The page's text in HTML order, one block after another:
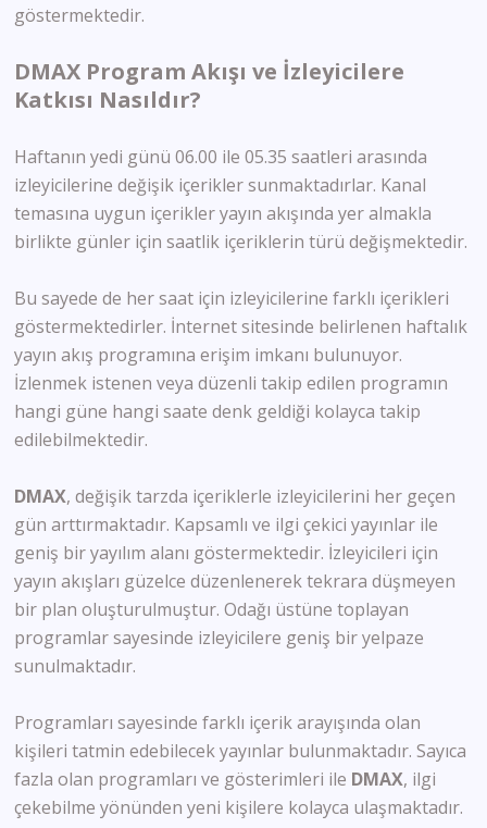
göstermektedir.
DMAX Program Akışı ve İzleyicilere
Katkısı Nasıldır?
Haftanın yedi günü 06.00 ile 05.35 saatleri arasında
izleyicilerine değişik içerikler sunmaktadırlar. Kanal
temasına uygun içerikler yayın akışında yer almakla
birlikte günler için saatlik içeriklerin türü değişmektedir.
Bu sayede de her saat için izleyicilerine farklı içerikleri
göstermektedirler. İnternet sitesinde belirlenen haftalık
yayın akış programına erişim imkanı bulunuyor.
İzlenmek istenen veya düzenli takip edilen programın
hangi güne hangi saate denk geldiği kolayca takip
edilebilmektedir.
DMAX, değişik tarzda içeriklerle izleyicilerini her geçen
gün arttırmaktadır. Kapsamlı ve ilgi çekici yayınlar ile
geniş bir yayılım alanı göstermektedir. İzleyicileri için
yayın akışları güzelce düzenlenerek tekrara düşmeyen
bir plan oluşturulmuştur. Odağı üstüne toplayan
programlar sayesinde izleyicilere geniş bir yelpaze
sunulmaktadır.
Programları sayesinde farklı içerik arayışında olan
kişileri tatmin edebilecek yayınlar bulunmaktadır. Sayıca
fazla olan programları ve gösterimleri ile DMAX, ilgi
çekebilme yönünden yeni kişilere kolayca ulaşmaktadır.